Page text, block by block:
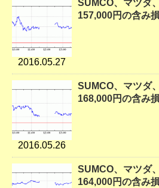
2016.05.27
SUMCO、マツダ
157,000円の含み損
2016.05.26
SUMCO、マツダ
168,000円の含み損
SUMCO、マツダ
164,000円の含み損